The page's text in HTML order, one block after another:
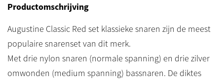
Productomschrijving
Augustine Classic Red set klassieke snaren zijn de meest
populaire snarenset van dit merk.
Met drie nylon snaren (normale spanning) en drie zilver
omwonden (medium spanning) bassnaren. De diktes